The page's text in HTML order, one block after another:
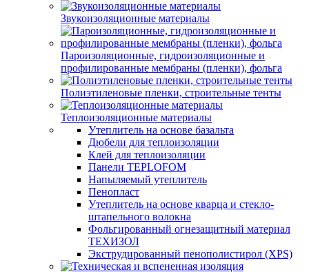
Звукоизоляционные материалы
Пароизоляционные, гидроизоляционные и
профилированные мембраны (пленки), фольга
Полиэтиленовые пленки, строительные тенты
Теплоизоляционные материалы
Утеплитель на основе базальта
Дюбели для теплоизоляции
Клей для теплоизоляции
Панели TEPLOFOM
Напыляемый утеплитель
Пенопласт
Утеплитель на основе кварца и стекло-
штапельного волокна
Фольгированный огнезащитный материал
ТЕХИЗОЛ
Экструдированный пенополистирол (XPS)